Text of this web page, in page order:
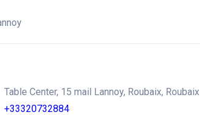
Table Center, 15 mail Lannoy, Roubaix, Roubaix
+33320732884